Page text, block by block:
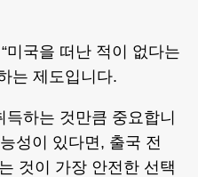
미국을 떠난 적이 없다는
는 제도입니다.
하는 것만큼 중요합니
성이 있다면, 출국 전
것이 가장 안전한 선택